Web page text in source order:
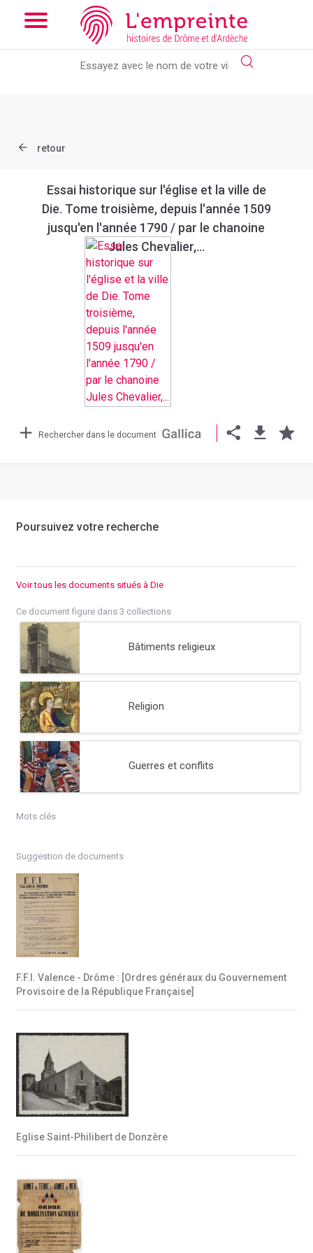
Array ( [slug] => document [ref] => bpt6k9762934p )
new slick-theme.css if you want the default styling
retour
Essai historique sur l'église et la ville de
Die. Tome troisième, depuis l'année 1509
jusqu'en l'année 1790 / par le chanoine
Jules Chevalier,...
Rechercher dans le document
Poursuivez votre recherche
Voir tous les documents situés à Die
Ce document figure dans 3 collections
Bâtiments religieux
Religion
Guerres et conflits
Mots clés
Suggestion de documents
F.F.I. Valence - Drôme : [Ordres généraux du Gouvernement
Provisoire de la République Française]
Eglise Saint-Philibert de Donzère